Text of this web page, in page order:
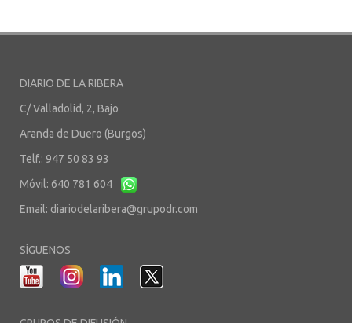
DIARIO DE LA RIBERA
C/ Valladolid, 2, Bajo
Aranda de Duero (Burgos)
Telf.: 947 50 83 93
Móvil: 640 781 604
Email: diariodelaribera@grupodr.com
SÍGUENOS